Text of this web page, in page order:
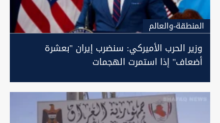
المنطقة-والعالم
وزير الحرب الأميركي: سنضرب إيران "بعشرة
أضعاف" إذا استمرت الهجمات